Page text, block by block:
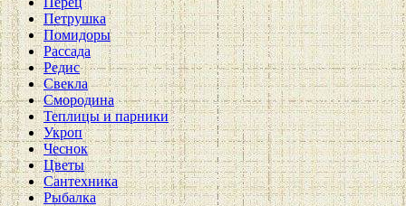
Петрушка
Помидоры
Рассада
Редис
Свекла
Смородина
Теплицы и парники
Укроп
Чеснок
Цветы
Сантехника
Рыбалка